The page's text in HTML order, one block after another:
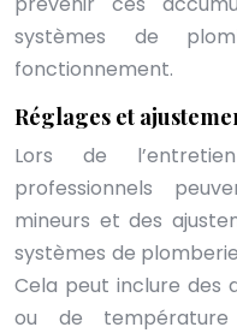
systèmes de
fonctionnement.
Réglages et
Lors de
professionnels
mineurs et des
systèmes de
Cela peut inclure des
ou de